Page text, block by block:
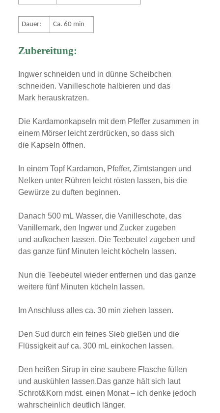
Dauer: Ca. 60 min
Zubereitung:
Ingwer schneiden und in dünne Scheibchen
schneiden. Vanilleschote halbieren und das
Mark herauskratzen.
Die Kardamonkapseln mit dem Pfeffer zusammen in
einem Mörser leicht zerdrücken, so dass sich
die Kapseln öffnen.
In einem Topf Kardamon, Pfeffer, Zimtstangen und
Nelken unter Rühren leicht rösten lassen, bis die
Gewürze zu duften beginnen.
Danach 500 mL Wasser, die Vanilleschote, das
Vanillemark, den Ingwer und Zucker zugeben
und aufkochen lassen. Die Teebeutel zugeben und
das ganze fünf Minuten leicht köcheln lassen.
Nun die Teebeutel wieder entfernen und das ganze
weitere fünf Minuten köcheln lassen.
Im Anschluss alles ca. 30 min ziehen lassen.
Den Sud durch ein feines Sieb gießen und die
Flüssigkeit auf ca. 300 mL einkochen lassen.
Den heißen Sirup in eine saubere Flasche füllen
und auskühlen lassen.Das ganze hält sich laut
Schrot&Korn mdst. einen Monat – ich denke jedoch
wahrscheinlich deutlich länger.